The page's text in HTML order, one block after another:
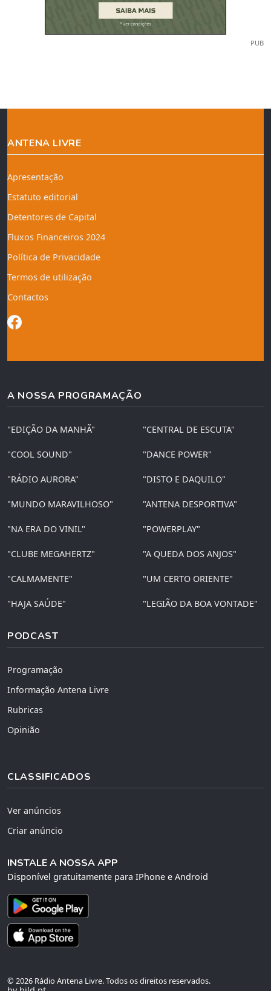
PUB
ANTENA LIVRE
Apresentação
Estatuto editorial
Detentores de Capital
Fluxos Financeiros 2024
Política de Privacidade
Termos de utilização
Contactos
A NOSSA PROGRAMAÇÃO
"EDIÇÃO DA MANHÃ" "CENTRAL DE ESCUTA"
"COOL SOUND" "DANCE POWER"
"RÁDIO AURORA" "DISTO E DAQUILO"
"MUNDO MARAVILHOSO" "ANTENA DESPORTIVA"
"NA ERA DO VINIL" "POWERPLAY"
"CLUBE MEGAHERTZ" "A QUEDA DOS ANJOS"
"CALMAMENTE" "UM CERTO ORIENTE"
"HAJA SAÚDE" "LEGIÃO DA BOA VONTADE"
PODCAST
Programação
Informação Antena Livre
Rubricas
Opinião
CLASSIFICADOS
Ver anúncios
Criar anúncio
INSTALE A NOSSA APP
Disponível gratuitamente para IPhone e Android
© 2026 Rádio Antena Livre. Todos os direitos reservados.